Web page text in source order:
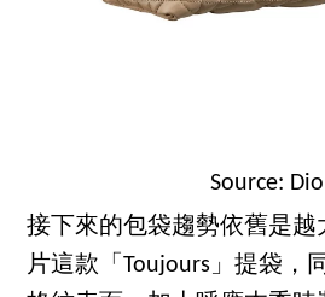
Source:
接下來的包袋趨勢依舊是越
片這款「Toujours」提袋，